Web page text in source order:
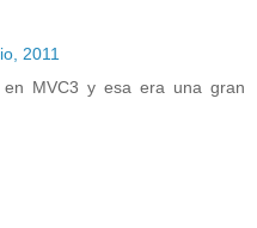
2011
en MVC3 y esa era una gran